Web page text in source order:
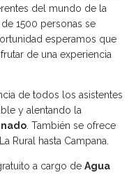
del mundo de la
1500 personas se
esperamos que
de una experiencia
de todos los asistentes
y alentando la
. También se ofrece
Rural hasta Campana.
a cargo de Agua